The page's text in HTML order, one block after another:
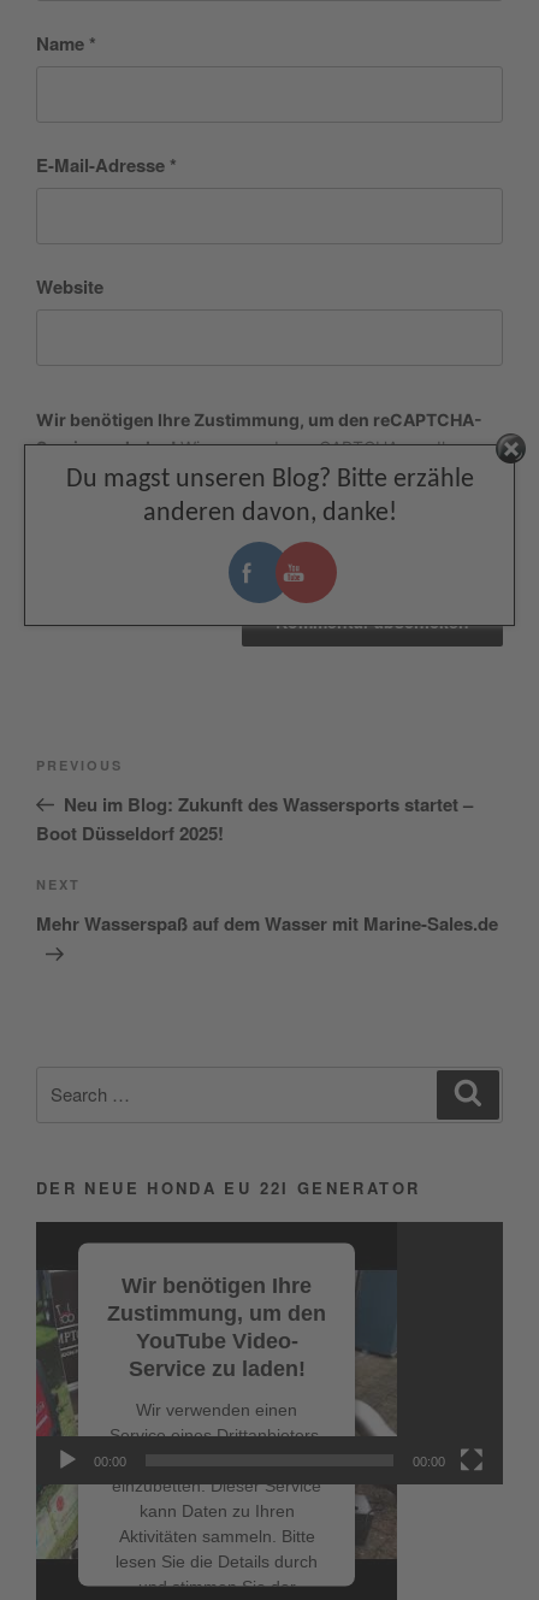
Name *
E-Mail-Adresse *
Website
Wir benötigen Ihre Zustimmung, um den reCAPTCHA-
Service zu laden!Wir verwenden reCAPTCHA, um Ihre
eingegebenen Informationen zu überprüfen. Dieser Service
kann Daten zu Ihren Aktivitäten sammeln. Bitte
stimmen Sie der Nutzung des Service zu
Previous
Post
PREVIOUS
Neu im Blog: Zukunft des Wassersports startet –
Boot Düsseldorf 2025!
Next
Post
NEXT
Mehr Wasserspaß auf dem Wasser mit Marine-Sales.de
for:
DER NEUE HONDA EU 22I GENERATOR
Wir benötigen Ihre
Zustimmung, um den
YouTube Video-
Service zu laden!
Wir verwenden einen
Service eines Drittanbieters,
einzubetten. Dieser Service
kann Daten zu Ihren
Aktivitäten sammeln. Bitte
lesen Sie die Details durch
und stimmen Sie der
00:00 00:00
NEUESTE BEITRÄGE
Du magst unseren Blog? Bitte erzähle
anderen davon, danke!
Facebook